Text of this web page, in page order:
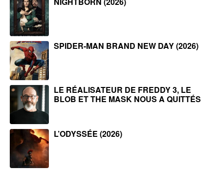
SPIDER-MAN BRAND NEW DAY (2026)
LE RÉALISATEUR DE FREDDY 3, LE
BLOB ET THE MASK NOUS A QUITTÉS
L’ODYSSÉE (2026)